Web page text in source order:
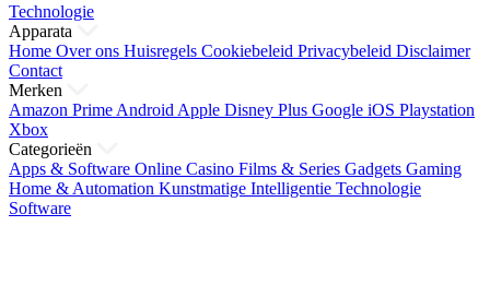
Technologie
Apparata
Home Over ons Huisregels Cookiebeleid Privacybeleid Disclaimer
Contact
Merken
Amazon Prime Android Apple Disney Plus Google iOS Playstation
Xbox
Categorieën
Apps & Software Online Casino Films & Series Gadgets Gaming
Home & Automation Kunstmatige Intelligentie Technologie
Software